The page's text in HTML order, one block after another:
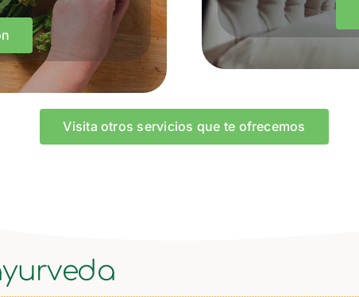
Visita otros servicios que te ofrecemos